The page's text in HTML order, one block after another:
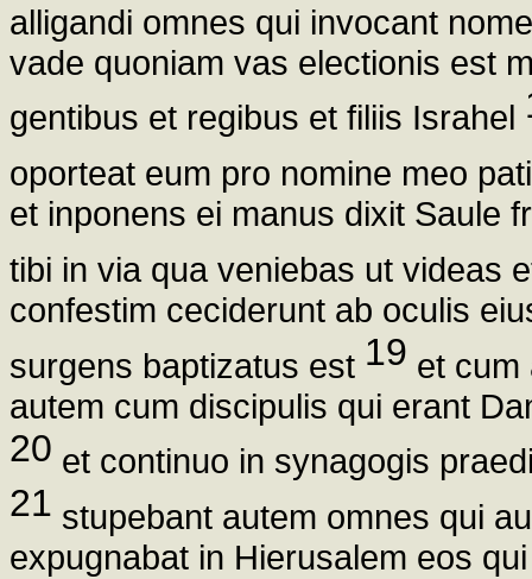
alligandi omnes qui invocant
vade quoniam vas electionis est
gentibus et regibus et filiis Israhel
oporteat eum pro nomine meo
et inponens ei manus dixit Saule
tibi in via qua veniebas ut videas
confestim ceciderunt ab oculis
surgens baptizatus est 19 et cum
autem cum discipulis qui erant
20 et continuo in synagogis
21 stupebant autem omnes qui
expugnabat in Hierusalem eos